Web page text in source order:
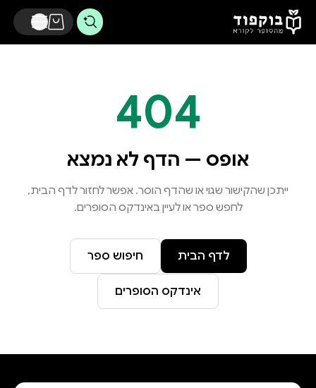
דלג לתוכן הראשי
404
אופס — הדף לא נמצא
ייתכן שהקישור שגוי או שהדף הוסר. אפשר לחזור לדף הבית,
לחפש ספר או לעיין באינדקס הסופרים.
לדף הבית חיפוש ספר
אינדקס הסופרים